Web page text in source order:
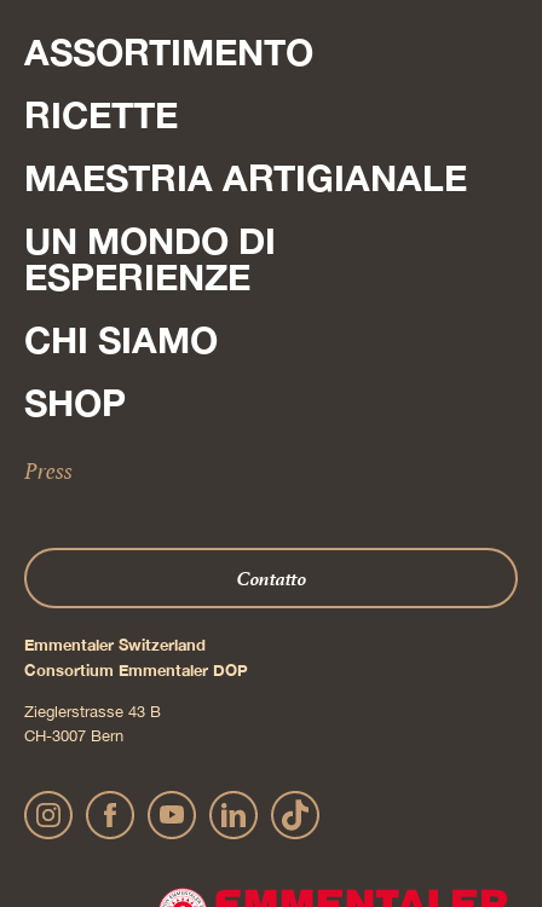
ASSORTIMENTO
RICETTE
MAESTRIA ARTIGIANALE
UN MONDO DI
ESPERIENZE
CHI SIAMO
SHOP
Press
Contatto
Emmentaler Switzerland
Consortium Emmentaler DOP
Zieglerstrasse 43 B
CH-3007 Bern